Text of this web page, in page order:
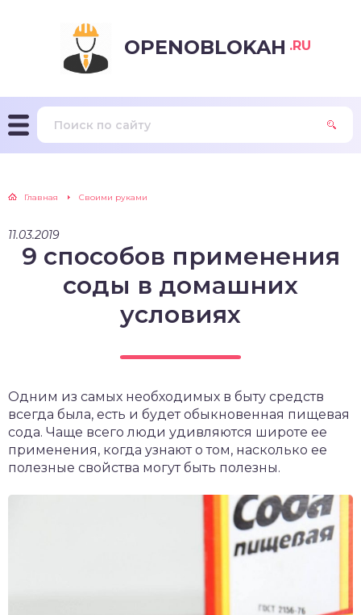
OPENOBLOKAH .RU
Главная Своими руками
11.03.2019
9 способов применения
соды в домашних
условиях
Одним из самых необходимых в быту средств
всегда была, есть и будет обыкновенная пищевая
сода. Чаще всего люди удивляются широте ее
применения, когда узнают о том, насколько ее
полезные свойства могут быть полезны.